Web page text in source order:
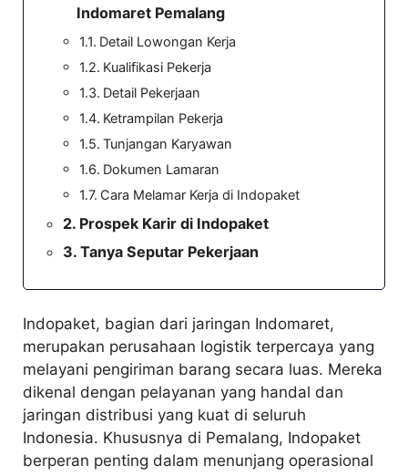
Indomaret Pemalang
Detail Lowongan Kerja
Kualifikasi Pekerja
Detail Pekerjaan
Ketrampilan Pekerja
Tunjangan Karyawan
Dokumen Lamaran
Cara Melamar Kerja di Indopaket
Prospek Karir di Indopaket
Tanya Seputar Pekerjaan
Indopaket, bagian dari jaringan Indomaret,
merupakan perusahaan logistik terpercaya yang
melayani pengiriman barang secara luas. Mereka
dikenal dengan pelayanan yang handal dan
jaringan distribusi yang kuat di seluruh
Indonesia. Khususnya di Pemalang, Indopaket
berperan penting dalam menunjang operasional